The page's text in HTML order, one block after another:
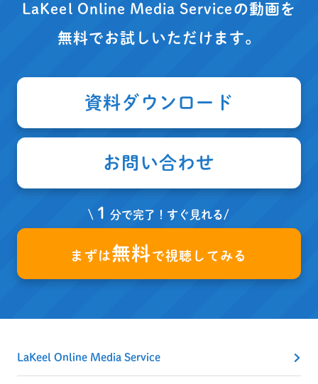
LaKeel Online Media Serviceの動画を
無料でお試しいただけます。
資料ダウンロード
お問い合わせ
\ １分で完了！すぐ見れる/
まずは無料 で視聴してみる
LaKeel Online Media Service